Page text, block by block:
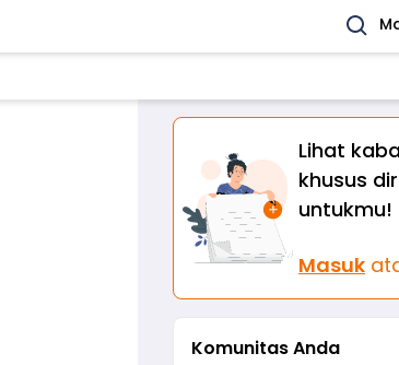
Lihat
khusus
untukmu!
Masuk
Komunitas Anda